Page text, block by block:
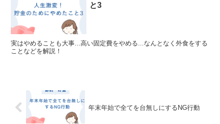
と3
実はやめることも大事...高い固定費をやめる...なんとなく外食をする
ことなどを解説！
年末年始で全てを台無しにするNG行動